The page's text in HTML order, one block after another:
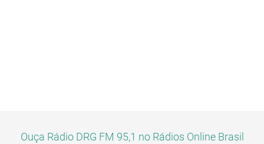
Ouça Rádio DRG FM 95,1 no Rádios Online Brasil